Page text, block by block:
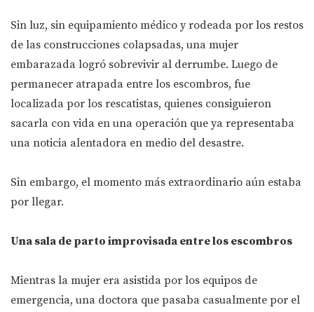
Sin luz, sin equipamiento médico y rodeada por los restos
de las construcciones colapsadas, una mujer
embarazada logró sobrevivir al derrumbe. Luego de
permanecer atrapada entre los escombros, fue
localizada por los rescatistas, quienes consiguieron
sacarla con vida en una operación que ya representaba
una noticia alentadora en medio del desastre.
Sin embargo, el momento más extraordinario aún estaba
por llegar.
Una sala de parto improvisada entre los escombros
Mientras la mujer era asistida por los equipos de
emergencia, una doctora que pasaba casualmente por el